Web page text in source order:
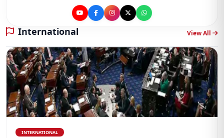
International View All
INTERNATIONAL